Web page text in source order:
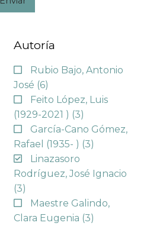
Autoría
Rubio Bajo, Antonio
José (6)
Feito López, Luis
(1929-2021 ) (3)
García-Cano Gómez,
Rafael (1935- ) (3)
Linazasoro
Rodríguez, José Ignacio
(3)
Maestre Galindo,
Clara Eugenia (3)